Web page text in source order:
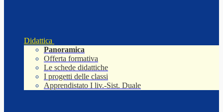
Didattica
Panoramica
Offerta formativa
Le schede didattiche
I progetti delle classi
Apprendistato I liv.-Sist. Duale